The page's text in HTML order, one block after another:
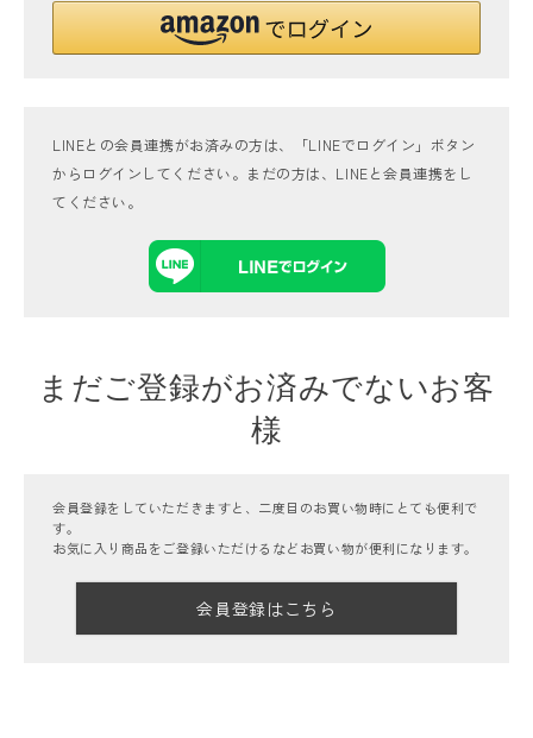
LINEとの会員連携がお済みの方は、「LINEでログイン」ボタン
からログインしてください。まだの方は、 LINEと会員連携をし
てください。
まだご登録がお済みでないお客
様
会員登録をしていただきますと、二度目のお買い物時にとても便利で
す。
お気に入り商品をご登録いただけるなどお買い物が便利になります。
会員登録はこちら